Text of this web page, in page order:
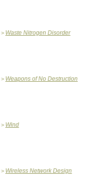
> Waste Nitrogen Disorder
> Weapons of No Destruction
> Wind
> Wireless Network Design